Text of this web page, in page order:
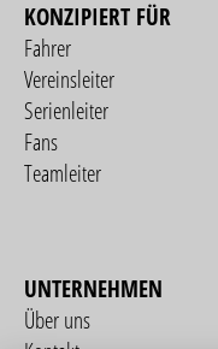
KONZIPIERT FÜR
Fahrer
Vereinsleiter
Serienleiter
Fans
Teamleiter
UNTERNEHMEN
Über uns